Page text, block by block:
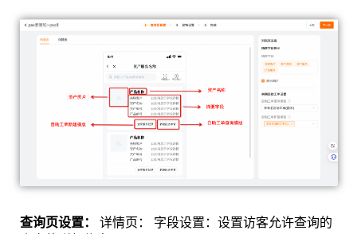
查询页设置：
详情页： 字段设置：设置访客允许查询的